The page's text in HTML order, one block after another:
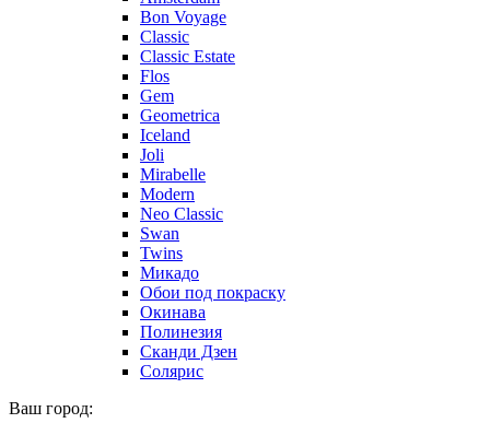
Bon Voyage
Classic
Classic Estate
Flos
Gem
Geometrica
Iceland
Joli
Mirabelle
Modern
Neo Classic
Swan
Twins
Микадо
Обои под покраску
Окинава
Полинезия
Сканди Дзен
Солярис
Ваш город: